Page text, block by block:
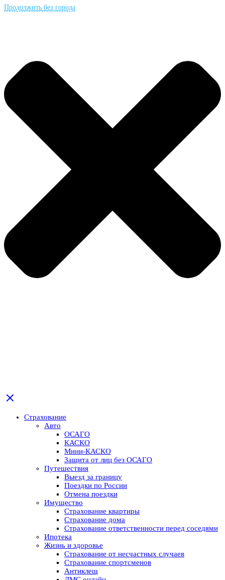
Продолжить без города
Страхование
Авто
ОСАГО
КАСКО
Мини-КАСКО
Защита от лиц без ОСАГО
Путешествия
Выезд за границу
Поездки по России
Отмена поездки
Имущество
Страхование квартиры
Страхование дома
Страхование ответственности перед соседями
Ипотека
Жизнь и здоровье
Страхование от несчастных случаев
Страхование спортсменов
Антиклещ